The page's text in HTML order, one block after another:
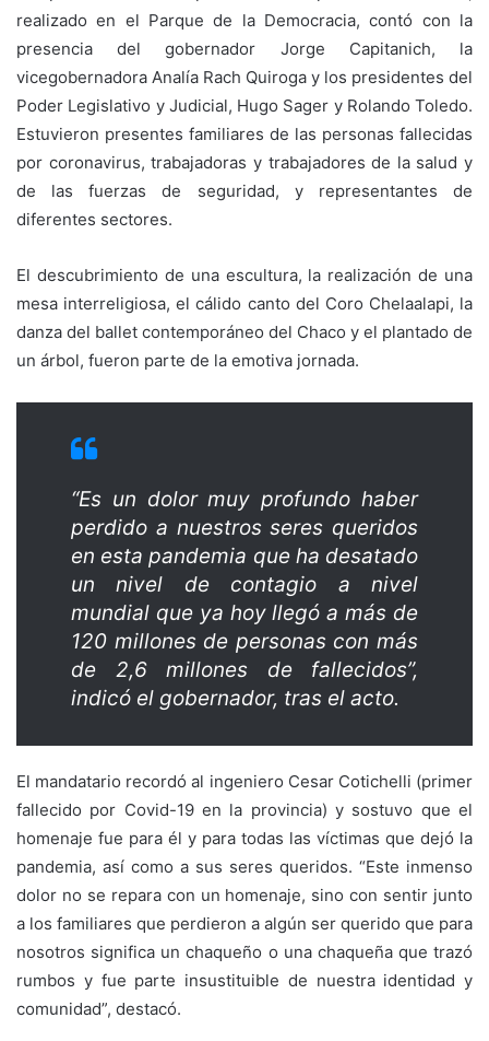
realizado en el Parque de la Democracia, contó con la
presencia del gobernador Jorge Capitanich, la
vicegobernadora Analía Rach Quiroga y los presidentes del
Poder Legislativo y Judicial, Hugo Sager y Rolando Toledo.
Estuvieron presentes familiares de las personas fallecidas
por coronavirus, trabajadoras y trabajadores de la salud y
de las fuerzas de seguridad, y representantes de
diferentes sectores.
El descubrimiento de una escultura, la realización de una
mesa interreligiosa, el cálido canto del Coro Chelaalapi, la
danza del ballet contemporáneo del Chaco y el plantado de
un árbol, fueron parte de la emotiva jornada.
“Es un dolor muy profundo haber
perdido a nuestros seres queridos
en esta pandemia que ha desatado
un nivel de contagio a nivel
mundial que ya hoy llegó a más de
120 millones de personas con más
de 2,6 millones de fallecidos”,
indicó el gobernador, tras el acto.
El mandatario recordó al ingeniero Cesar Cotichelli (primer
fallecido por Covid-19 en la provincia) y sostuvo que el
homenaje fue para él y para todas las víctimas que dejó la
pandemia, así como a sus seres queridos. “Este inmenso
dolor no se repara con un homenaje, sino con sentir junto
a los familiares que perdieron a algún ser querido que para
nosotros significa un chaqueño o una chaqueña que trazó
rumbos y fue parte insustituible de nuestra identidad y
comunidad”, destacó.